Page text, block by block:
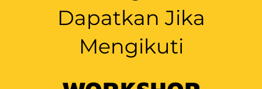
MEMBANGUN
BISNIS KULINER
DARI NOL